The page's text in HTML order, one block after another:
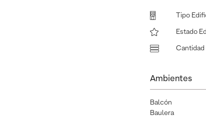
Tipo
Estado
Cantidad
Ambientes
Balcón
Baulera